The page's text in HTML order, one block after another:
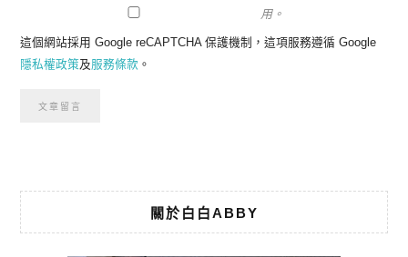
用。
這個網站採用 Google reCAPTCHA 保護機制，這項服務遵循 Google
隱私權政策及服務條款 。
關於白白ABBY